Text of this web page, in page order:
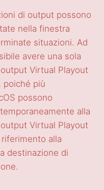
di output possono
nella finestra
situazioni. Ad
avere una sola
Virtual Playout
poiché più
possono
alla
Virtual Playout
alla
destinazione di